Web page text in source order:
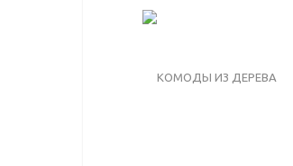
КОМОДЫ ИЗ ДЕРЕВА
ДЛЯ ДАЧИ